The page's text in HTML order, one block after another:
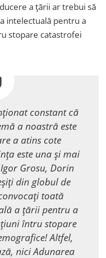
a țării ar trebui să
intelectuală pentru a
stopare catastrofei
constant că
a noastră este
a atins cote
este una și mai
Grosu, Dorin
din globul de
toată
a țării pentru a
întru stopare
Altfel,
nici Adunarea